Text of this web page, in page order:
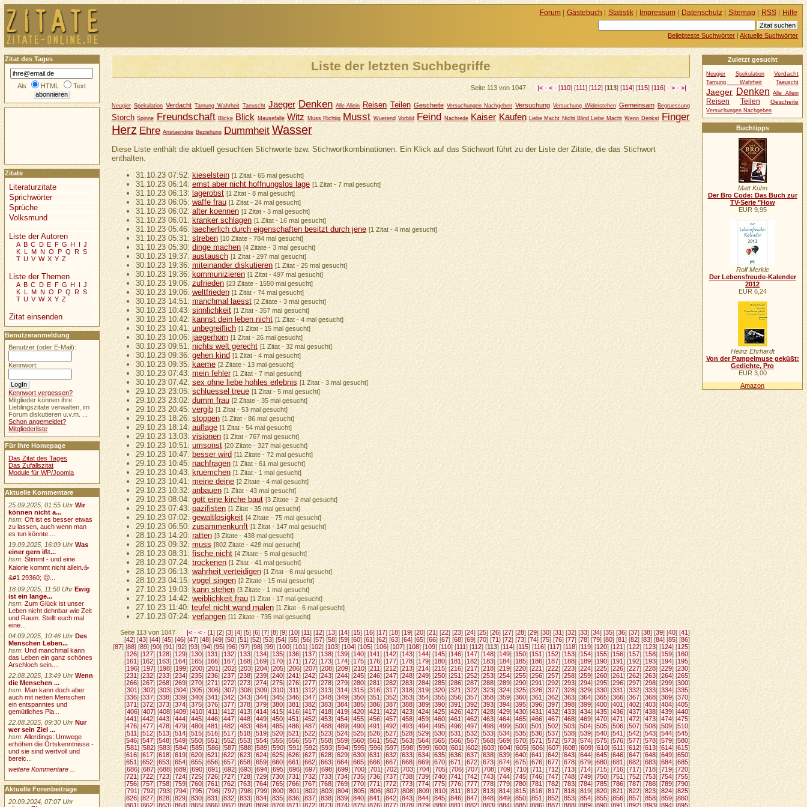
Liste der letzten Suchbegriffe
Seite 113 von 1047 |< ·< · [110] [111] [112] [113] [114] [115] [116] ·> ·>|
Neugier Spekulation Verdacht Tarnung Wahrheit Taeuscht Jaeger Denken Alle Allein Reisen Teilen Gescheite Versuchungen Nachgeben Versuchung Versuchung Widerstehen Gemeinsam Begruessung
Storch Spinne Freundschaft Blicke Blick Mausefalle Witz Muss Richtig Musst Wuetend Vorbild Feind Nachrede Kaiser Kaufen Liebe Macht Nicht Blind Liebe Macht Wenn Denkst Finger
Herz Ehre Anstaendige Beziehung Dummheit Wasser
Diese Liste enthält die aktuell gesuchten Stichworte bzw. Stichwortkombinationen. Ein Klick auf das Stichwort führt zu der Liste der Zitate, die das Stichwort
enthalten.
31.10.23 07:52:kieselstein [1 Zitat - 65 mal gesucht]
31.10.23 06:14:ernst aber nicht hoffnungslos lage [1 Zitat - 7 mal gesucht]
31.10.23 06:13:lagerobst [1 Zitat - 8 mal gesucht]
31.10.23 06:05:waffe frau [1 Zitat - 24 mal gesucht]
31.10.23 06:02:alter koennen [1 Zitat - 3 mal gesucht]
31.10.23 06:01:kranker schlagen [1 Zitat - 16 mal gesucht]
31.10.23 05:46:laecherlich durch eigenschaften besitzt durch jene [1 Zitat - 4 mal gesucht]
31.10.23 05:31:streben [10 Zitate - 784 mal gesucht]
31.10.23 05:30:dinge machen [4 Zitate - 3 mal gesucht]
30.10.23 19:37:austausch [1 Zitat - 297 mal gesucht]
30.10.23 19:36:miteinander diskutieren [1 Zitat - 25 mal gesucht]
30.10.23 19:36:kommunizieren [1 Zitat - 497 mal gesucht]
30.10.23 19:06:zufrieden [23 Zitate - 1550 mal gesucht]
30.10.23 19:06:weltfrieden [1 Zitat - 74 mal gesucht]
30.10.23 14:51:manchmal laesst [2 Zitate - 3 mal gesucht]
30.10.23 10:43:sinnlichkeit [1 Zitat - 357 mal gesucht]
30.10.23 10:42:kannst dein leben nicht [1 Zitat - 4 mal gesucht]
30.10.23 10:41:unbegreiflich [1 Zitat - 15 mal gesucht]
30.10.23 10:06:jaegerhorn [1 Zitat - 26 mal gesucht]
30.10.23 09:51:nichts welt gerecht [1 Zitat - 32 mal gesucht]
30.10.23 09:36:gehen kind [1 Zitat - 4 mal gesucht]
30.10.23 09:35:kaeme [2 Zitate - 13 mal gesucht]
30.10.23 07:43:mein fehler [1 Zitat - 7 mal gesucht]
30.10.23 07:42:sex ohne liebe hohles erlebnis [1 Zitat - 3 mal gesucht]
29.10.23 23:05:schluessel treue [1 Zitat - 5 mal gesucht]
29.10.23 23:02:dumm frau [2 Zitate - 35 mal gesucht]
29.10.23 20:45:vergib [1 Zitat - 53 mal gesucht]
29.10.23 18:26:stoppen [1 Zitat - 86 mal gesucht]
29.10.23 18:14:auflage [1 Zitat - 54 mal gesucht]
29.10.23 13:03:visionen [1 Zitat - 767 mal gesucht]
29.10.23 10:51:umsonst [20 Zitate - 327 mal gesucht]
29.10.23 10:47:besser wird [11 Zitate - 72 mal gesucht]
29.10.23 10:45:nachfragen [1 Zitat - 61 mal gesucht]
29.10.23 10:43:kruemchen [1 Zitat - 1 mal gesucht]
29.10.23 10:41:meine deine [2 Zitate - 4 mal gesucht]
29.10.23 10:32:anbauen [1 Zitat - 43 mal gesucht]
29.10.23 08:04:gott eine kirche baut [3 Zitate - 2 mal gesucht]
29.10.23 07:43:pazifisten [1 Zitat - 35 mal gesucht]
29.10.23 07:02:gewaltlosigkeit [4 Zitate - 75 mal gesucht]
29.10.23 06:50:zusammenkunft [1 Zitat - 147 mal gesucht]
28.10.23 14:20:ratten [3 Zitate - 438 mal gesucht]
28.10.23 09:32:muss [802 Zitate - 428 mal gesucht]
28.10.23 08:31:fische nicht [4 Zitate - 5 mal gesucht]
28.10.23 07:24:trockenen [1 Zitat - 41 mal gesucht]
28.10.23 06:13:wahrheit verteidigen [1 Zitat - 6 mal gesucht]
28.10.23 04:15:vogel singen [2 Zitate - 15 mal gesucht]
27.10.23 19:03:kann stehen [3 Zitate - 1 mal gesucht]
27.10.23 14:42:weiblichkeit frau [1 Zitat - 17 mal gesucht]
27.10.23 11:40:teufel nicht wand malen [1 Zitat - 6 mal gesucht]
27.10.23 07:24:verlangen [11 Zitate - 735 mal gesucht]
Seite 113 von 1047 |<· <· [1] [2] [3] [4] [5] [6] [7] [8] [9] [10] [11] [12] [13] [14] [15] [16] [17] [18] [19] [20] [21] [22] [23] [24] [25] [26] [27] [28] [29] [30] [31] [32] [33] [34] [35] [36] [37] [38] [39] [40] [41]
[42] [43] [44] [45] [46] [47] [48] [49] [50] [51] [52] [53] [54] [55] [56] [57] [58] [59] [60] [61] [62] [63] [64] [65] [66] [67] [68] [69] [70] [71] [72] [73] [74] [75] [76] [77] [78] [79] [80] [81] [82] [83] [84] [85] [86]
[87] [88] [89] [90] [91] [92] [93] [94] [95] [96] [97] [98] [99] [100] [101] [102] [103] [104] [105] [106] [107] [108] [109] [110] [111] [112] [113] [114] [115] [116] [117] [118] [119] [120] [121] [122] [123] [124] [125]
[126] [127] [128] [129] [130] [131] [132] [133] [134] [135] [136] [137] [138] [139] [140] [141] [142] [143] [144] [145] [146] [147] [148] [149] [150] [151] [152] [153] [154] [155] [156] [157] [158] [159] [160]
[161] [162] [163] [164] [165] [166] [167] [168] [169] [170] [171] [172] [173] [174] [175] [176] [177] [178] [179] [180] [181] [182] [183] [184] [185] [186] [187] [188] [189] [190] [191] [192] [193] [194] [195]
[196] [197] [198] [199] [200] [201] [202] [203] [204] [205] [206] [207] [208] [209] [210] [211] [212] [213] [214] [215] [216] [217] [218] [219] [220] [221] [222] [223] [224] [225] [226] [227] [228] [229] [230]
[231] [232] [233] [234] [235] [236] [237] [238] [239] [240] [241] [242] [243] [244] [245] [246] [247] [248] [249] [250] [251] [252] [253] [254] [255] [256] [257] [258] [259] [260] [261] [262] [263] [264] [265]
[266] [267] [268] [269] [270] [271] [272] [273] [274] [275] [276] [277] [278] [279] [280] [281] [282] [283] [284] [285] [286] [287] [288] [289] [290] [291] [292] [293] [294] [295] [296] [297] [298] [299] [300]
[301] [302] [303] [304] [305] [306] [307] [308] [309] [310] [311] [312] [313] [314] [315] [316] [317] [318] [319] [320] [321] [322] [323] [324] [325] [326] [327] [328] [329] [330] [331] [332] [333] [334] [335]
[336] [337] [338] [339] [340] [341] [342] [343] [344] [345] [346] [347] [348] [349] [350] [351] [352] [353] [354] [355] [356] [357] [358] [359] [360] [361] [362] [363] [364] [365] [366] [367] [368] [369] [370]
[371] [372] [373] [374] [375] [376] [377] [378] [379] [380] [381] [382] [383] [384] [385] [386] [387] [388] [389] [390] [391] [392] [393] [394] [395] [396] [397] [398] [399] [400] [401] [402] [403] [404] [405]
[406] [407] [408] [409] [410] [411] [412] [413] [414] [415] [416] [417] [418] [419] [420] [421] [422] [423] [424] [425] [426] [427] [428] [429] [430] [431] [432] [433] [434] [435] [436] [437] [438] [439] [440]
[441] [442] [443] [444] [445] [446] [447] [448] [449] [450] [451] [452] [453] [454] [455] [456] [457] [458] [459] [460] [461] [462] [463] [464] [465] [466] [467] [468] [469] [470] [471] [472] [473] [474] [475]
[476] [477] [478] [479] [480] [481] [482] [483] [484] [485] [486] [487] [488] [489] [490] [491] [492] [493] [494] [495] [496] [497] [498] [499] [500] [501] [502] [503] [504] [505] [506] [507] [508] [509] [510]
[511] [512] [513] [514] [515] [516] [517] [518] [519] [520] [521] [522] [523] [524] [525] [526] [527] [528] [529] [530] [531] [532] [533] [534] [535] [536] [537] [538] [539] [540] [541] [542] [543] [544] [545]
[546] [547] [548] [549] [550] [551] [552] [553] [554] [555] [556] [557] [558] [559] [560] [561] [562] [563] [564] [565] [566] [567] [568] [569] [570] [571] [572] [573] [574] [575] [576] [577] [578] [579] [580]
[581] [582] [583] [584] [585] [586] [587] [588] [589] [590] [591] [592] [593] [594] [595] [596] [597] [598] [599] [600] [601] [602] [603] [604] [605] [606] [607] [608] [609] [610] [611] [612] [613] [614] [615]
[616] [617] [618] [619] [620] [621] [622] [623] [624] [625] [626] [627] [628] [629] [630] [631] [632] [633] [634] [635] [636] [637] [638] [639] [640] [641] [642] [643] [644] [645] [646] [647] [648] [649] [650]
[651] [652] [653] [654] [655] [656] [657] [658] [659] [660] [661] [662] [663] [664] [665] [666] [667] [668] [669] [670] [671] [672] [673] [674] [675] [676] [677] [678] [679] [680] [681] [682] [683] [684] [685]
[686] [687] [688] [689] [690] [691] [692] [693] [694] [695] [696] [697] [698] [699] [700] [701] [702] [703] [704] [705] [706] [707] [708] [709] [710] [711] [712] [713] [714] [715] [716] [717] [718] [719] [720]
[721] [722] [723] [724] [725] [726] [727] [728] [729] [730] [731] [732] [733] [734] [735] [736] [737] [738] [739] [740] [741] [742] [743] [744] [745] [746] [747] [748] [749] [750] [751] [752] [753] [754] [755]
[756] [757] [758] [759] [760] [761] [762] [763] [764] [765] [766] [767] [768] [769] [770] [771] [772] [773] [774] [775] [776] [777] [778] [779] [780] [781] [782] [783] [784] [785] [786] [787] [788] [789] [790]
[791] [792] [793] [794] [795] [796] [797] [798] [799] [800] [801] [802] [803] [804] [805] [806] [807] [808] [809] [810] [811] [812] [813] [814] [815] [816] [817] [818] [819] [820] [821] [822] [823] [824] [825]
[826] [827] [828] [829] [830] [831] [832] [833] [834] [835] [836] [837] [838] [839] [840] [841] [842] [843] [844] [845] [846] [847] [848] [849] [850] [851] [852] [853] [854] [855] [856] [857] [858] [859] [860]
[861 ] [862] [863] [864] [865] [866] [867] [868] [869] [870] [871 ] [872] [873] [874] [875] [876] [877] [878] [879] [880] [881 ] [882] [883] [884] [885] [886] [887] [888] [889] [890] [891 ] [892] [893] [894] [895]
Zuletzt gesucht
Neugier Spekulation Verdacht
Tarnung Wahrheit Taeuscht
Jaeger Denken Alle Allein
Reisen Teilen Gescheite
Versuchungen Nachgeben
Buchtipps
Matt Kuhn
Der Bro Code: Das Buch zur
TV-Serie "How
EUR 9,95
Rolf Merkle
Der Lebensfreude-Kalender
2012
EUR 6,24
Heinz Ehrhardt
Von der Pampelmuse geküßt:
Gedichte, Pro
EUR 3,00
Amazon
Zitat des Tages
Als HTML Text
Zitate
Literaturzitate
Sprichwörter
Sprüche
Volksmund
Liste der Autoren
A B C D E F G H I J
K L M N O P Q R S
T U V W X Y Z
Liste der Themen
A B C D E F G H I J
K L M N O P Q R S
T U V W X Y Z
Zitat einsenden
Benutzeranmeldung
Benutzer (oder E-Mail):
Kennwort:
Kennwort vergessen?
Mitglieder können ihre
Lieblingszitate verwalten, im
Forum diskutieren u.v.m. ...
Schon angemeldet?
Mitgliederliste
Für Ihre Homepage
Das Zitat des Tages
Das Zufallszitat
Module für WP/Joomla
Aktuelle Kommentare
25.09.2025, 01:55 Uhr Wir
können nicht a...
hsm:Oft ist es besser etwas
zu lassen, auch wenn man
es tun könnte....
19.09.2025, 16:09 Uhr Was
einer gern ißt...
hsm:Stimmt - und eine
Kalorie kommt nicht allein.☕
&#1 29360; 🙃...
18.09.2025, 11:50 Uhr Ewig
ist ein lange...
hsm:Zum Glück ist unser
Leben nicht dehnbar wie Zeit
und Raum. Stellt euch mal
eine...
04.09.2025, 10:46 Uhr Des
Menschen Leben...
hsm:Und manchmal kann
das Leben ein ganz schönes
Arschloch sein....
22.08.2025, 13:49 Uhr Wenn
die Menschen ...
hsm:Man kann doch aber
auch mit netten Menschen
ein entspanntes und
gemütliches Pla...
22.08.2025, 09:30 Uhr Nur
wer sein Ziel ...
hsm:Allerdings: Umwege
erhöhen die Ortskenntnisse -
und sie sind wertvoll und
bereic...
weitere Kommentare ...
Aktuelle Forenbeiträge
20.09.2024, 07:07 Uhr
Forum| Gästebuch | Statistik| Impressum| Datenschutz| Sitemap| RSS| Hilfe
Beliebteste Suchwörter |Aktuelle Suchwörter